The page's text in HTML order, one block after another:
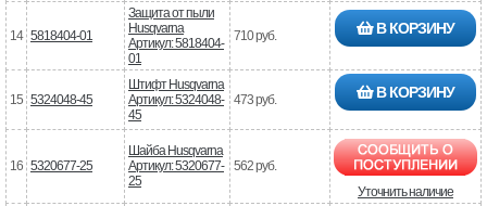
14 5818404-01
Защита от пыли
Husqvarna
Артикул: 5818404-
01
710 руб. В КОРЗИНУ
15 5324048-45
Штифт Husqvarna
Артикул: 5324048-
45
473 руб. В КОРЗИНУ
16 5320677-25
Шайба Husqvarna
Артикул: 5320677-
25
562 руб.
Уточнить наличие